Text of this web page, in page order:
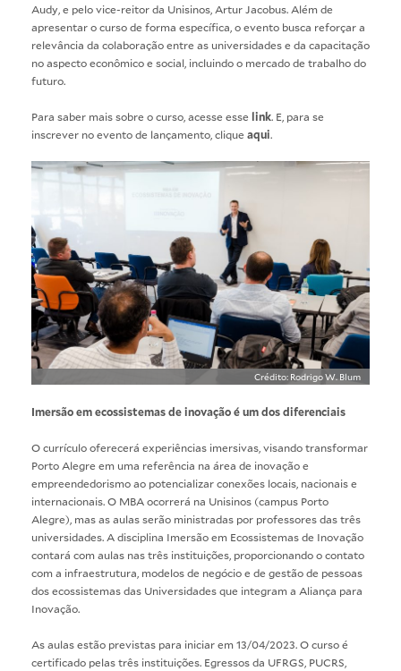
Audy, e pelo vice-reitor da Unisinos, Artur Jacobus. Além de
apresentar o curso de forma específica, o evento busca reforçar a
relevância da colaboração entre as universidades e da capacitação
no aspecto econômico e social, incluindo o mercado de trabalho do
futuro.
Para saber mais sobre o curso, acesse esse link. E, para se
inscrever no evento de lançamento, clique aqui.
Crédito: Rodrigo W. Blum
Imersão em ecossistemas de inovação é um dos diferenciais
O currículo oferecerá experiências imersivas, visando transformar
Porto Alegre em uma referência na área de inovação e
empreendedorismo ao potencializar conexões locais, nacionais e
internacionais. O MBA ocorrerá na Unisinos (campus Porto
Alegre), mas as aulas serão ministradas por professores das três
universidades. A disciplina Imersão em Ecossistemas de Inovação
contará com aulas nas três instituições, proporcionando o contato
com a infraestrutura, modelos de negócio e de gestão de pessoas
dos ecossistemas das Universidades que integram a Aliança para
Inovação.
As aulas estão previstas para iniciar em 13/04/2023. O curso é
certificado pelas três instituições. Egressos da UFRGS, PUCRS,